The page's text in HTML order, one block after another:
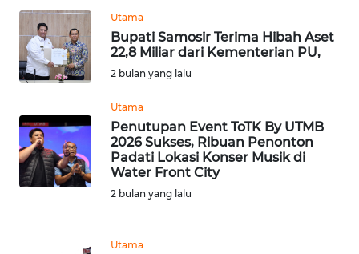
Utama
Bupati Samosir Terima Hibah Aset
22,8 Miliar dari Kementerian PU,
2 bulan yang lalu
Utama
Penutupan Event ToTK By UTMB
2026 Sukses, Ribuan Penonton
Padati Lokasi Konser Musik di
Water Front City
2 bulan yang lalu
Utama
WN
BOGOR
WN
DEPOK
WN
TAPANULI
UTARA